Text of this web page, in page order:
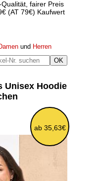
fairer Preis
(AT 79€) Kaufwert
und Herren
Unisex Hoodie
ab 35,63€